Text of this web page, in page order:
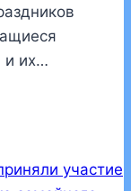
и их…